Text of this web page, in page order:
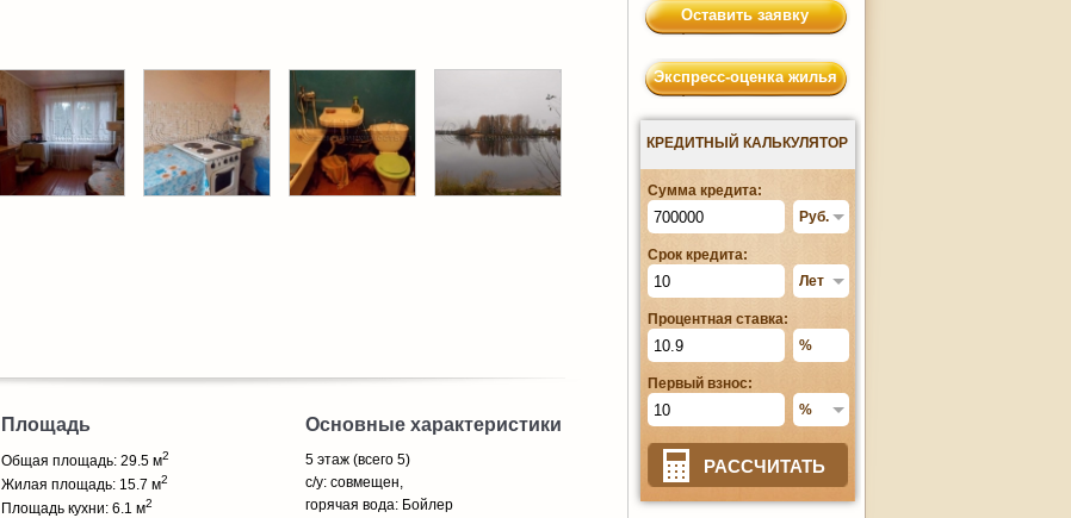
Площадь
Общая площадь: 29.5 м2
Жилая площадь: 15.7 м2
Площадь кухни: 6.1 м2
Основные характеристики
5 этаж (всего 5)
с/у: совмещен,
горячая вода: Бойлер
Оставить заявку
Экспресс-оценка жилья
КРЕДИТНЫЙ КАЛЬКУЛЯТОР
Сумма кредита:
Срок кредита:
Процентная ставка:
Первый взнос:
РАССЧИТАТЬ